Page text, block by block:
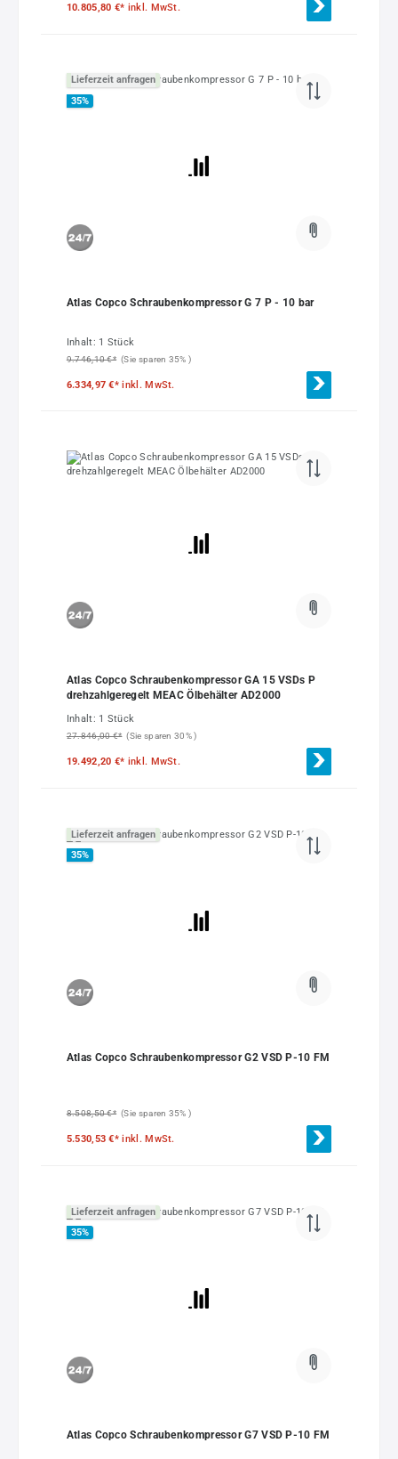
10.805,80 €* inkl. MwSt.
Lieferzeit anfragen
35%
Atlas Copco Schraubenkompressor G 7 P - 10 bar
Inhalt: 1 Stück
9.746,10 €* (Sie sparen 35% )
6.334,97 €*inkl. MwSt.
Atlas Copco Schraubenkompressor GA 15 VSDs P
drehzahlgeregelt MEAC Ölbehälter AD2000
Inhalt: 1 Stück
27.846,00 €* (Sie sparen 30% )
19.492,20 €* inkl. MwSt.
Lieferzeit anfragen
35%
Atlas Copco Schraubenkompressor G2 VSD P-10 FM
8.508,50 €* (Sie sparen 35% )
5.530,53 €*inkl. MwSt.
Lieferzeit anfragen
35%
Atlas Copco Schraubenkompressor G7 VSD P-10 FM